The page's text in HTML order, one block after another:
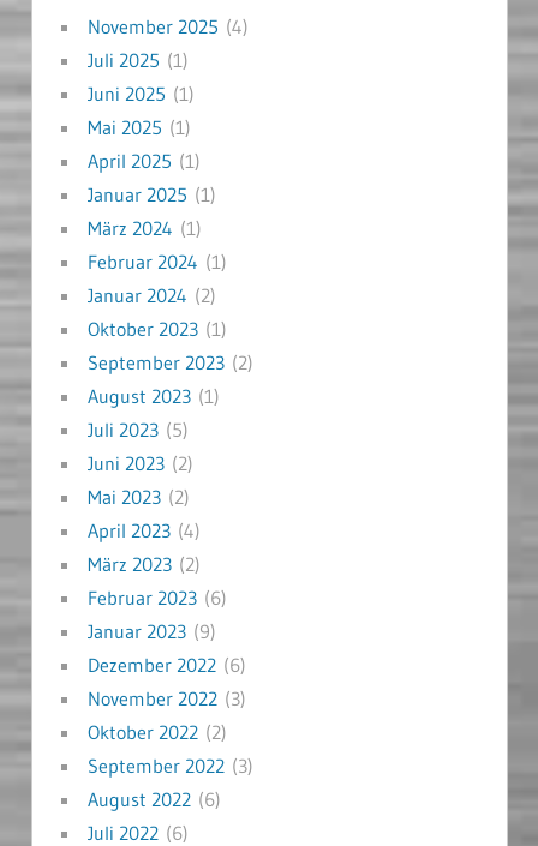
November 2025 (4)
Juli 2025 (1)
Juni 2025 (1)
Mai 2025 (1)
April 2025 (1)
Januar 2025 (1)
März 2024 (1)
Februar 2024 (1)
Januar 2024 (2)
Oktober 2023(1)
September 2023(2)
August 2023(1)
Juli 2023(5)
Juni 2023(2)
Mai 2023(2)
April 2023(4)
März 2023(2)
Februar 2023(6)
Januar 2023(9)
Dezember 2022(6)
November 2022(3)
Oktober 2022(2)
September 2022(3)
August 2022(6)
Juli 2022(6)